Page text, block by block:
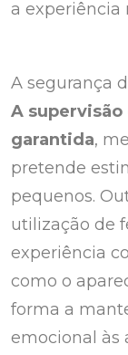
a experiência
A segurança
A supervisão
garantida,
pretende
pequenos.
utilização de
experiência
como o
forma a
emocional às